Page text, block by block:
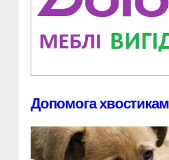
Допомога хвостикам